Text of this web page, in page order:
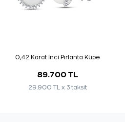
0,42 Karat İnci Pırlanta Küpe
89.700 TL
29.900 TL x 3 taksit